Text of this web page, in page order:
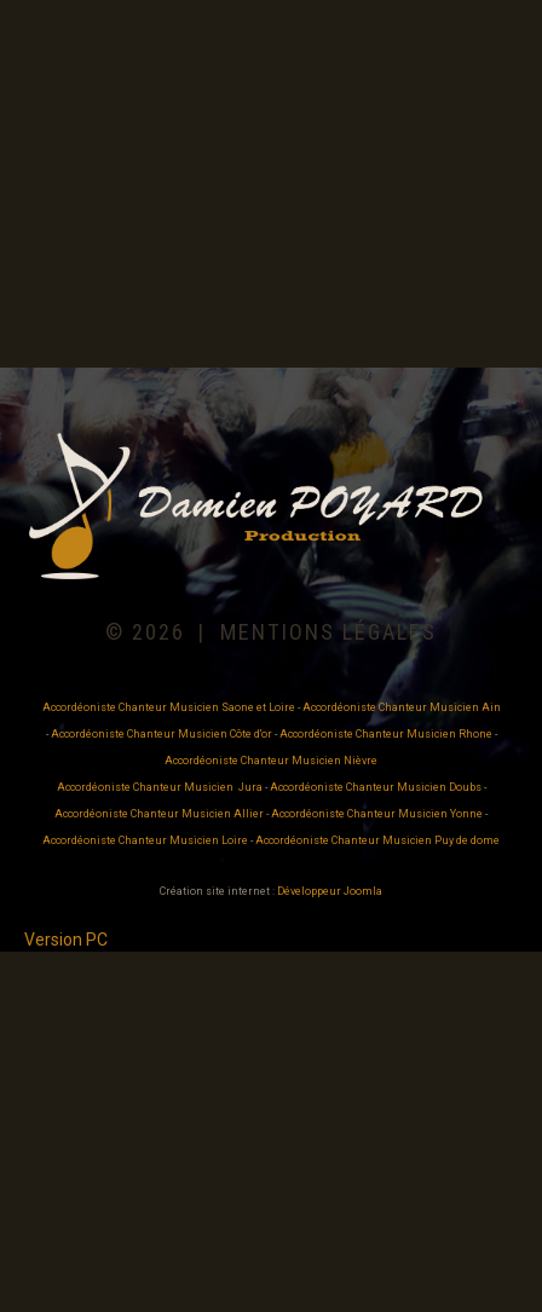
© 2026 MENTIONS LÉGALES
Accordéoniste Chanteur Musicien Saone et Loire - Accordéoniste Chanteur Musicien Ain
- Accordéoniste Chanteur Musicien Côte d'or- Accordéoniste Chanteur Musicien Rhone -
Accordéoniste Chanteur Musicien Nièvre
Accordéoniste Chanteur Musicien Jura - Accordéoniste Chanteur Musicien Doubs-
Accordéoniste Chanteur Musicien Allier - Accordéoniste Chanteur Musicien Yonne -
Accordéoniste Chanteur Musicien Loire - Accordéoniste Chanteur Musicien Puy de dome
Création site internet : Développeur Joomla
Version PC